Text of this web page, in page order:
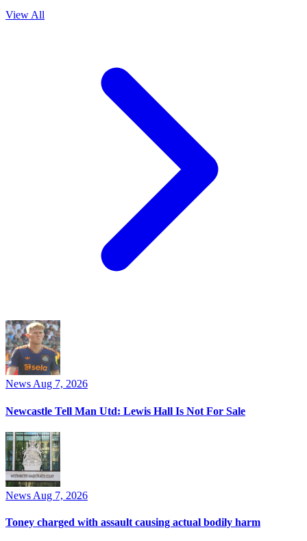
View All
News Aug 7, 2026
Newcastle Tell Man Utd: Lewis Hall Is Not For Sale
News Aug 7, 2026
Toney charged with assault causing actual bodily harm